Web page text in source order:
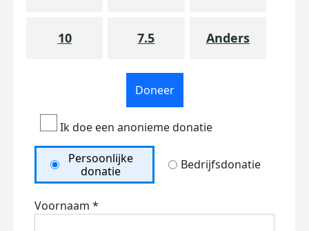
10 7.5 Anders
Doneer
Ik doe een anonieme donatie
Persoonlijke
donatie
Bedrijfsdonatie
Voornaam *